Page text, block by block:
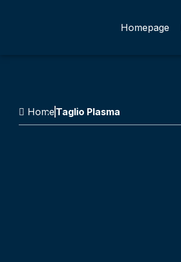
Homepage
HomeTaglio Plasma